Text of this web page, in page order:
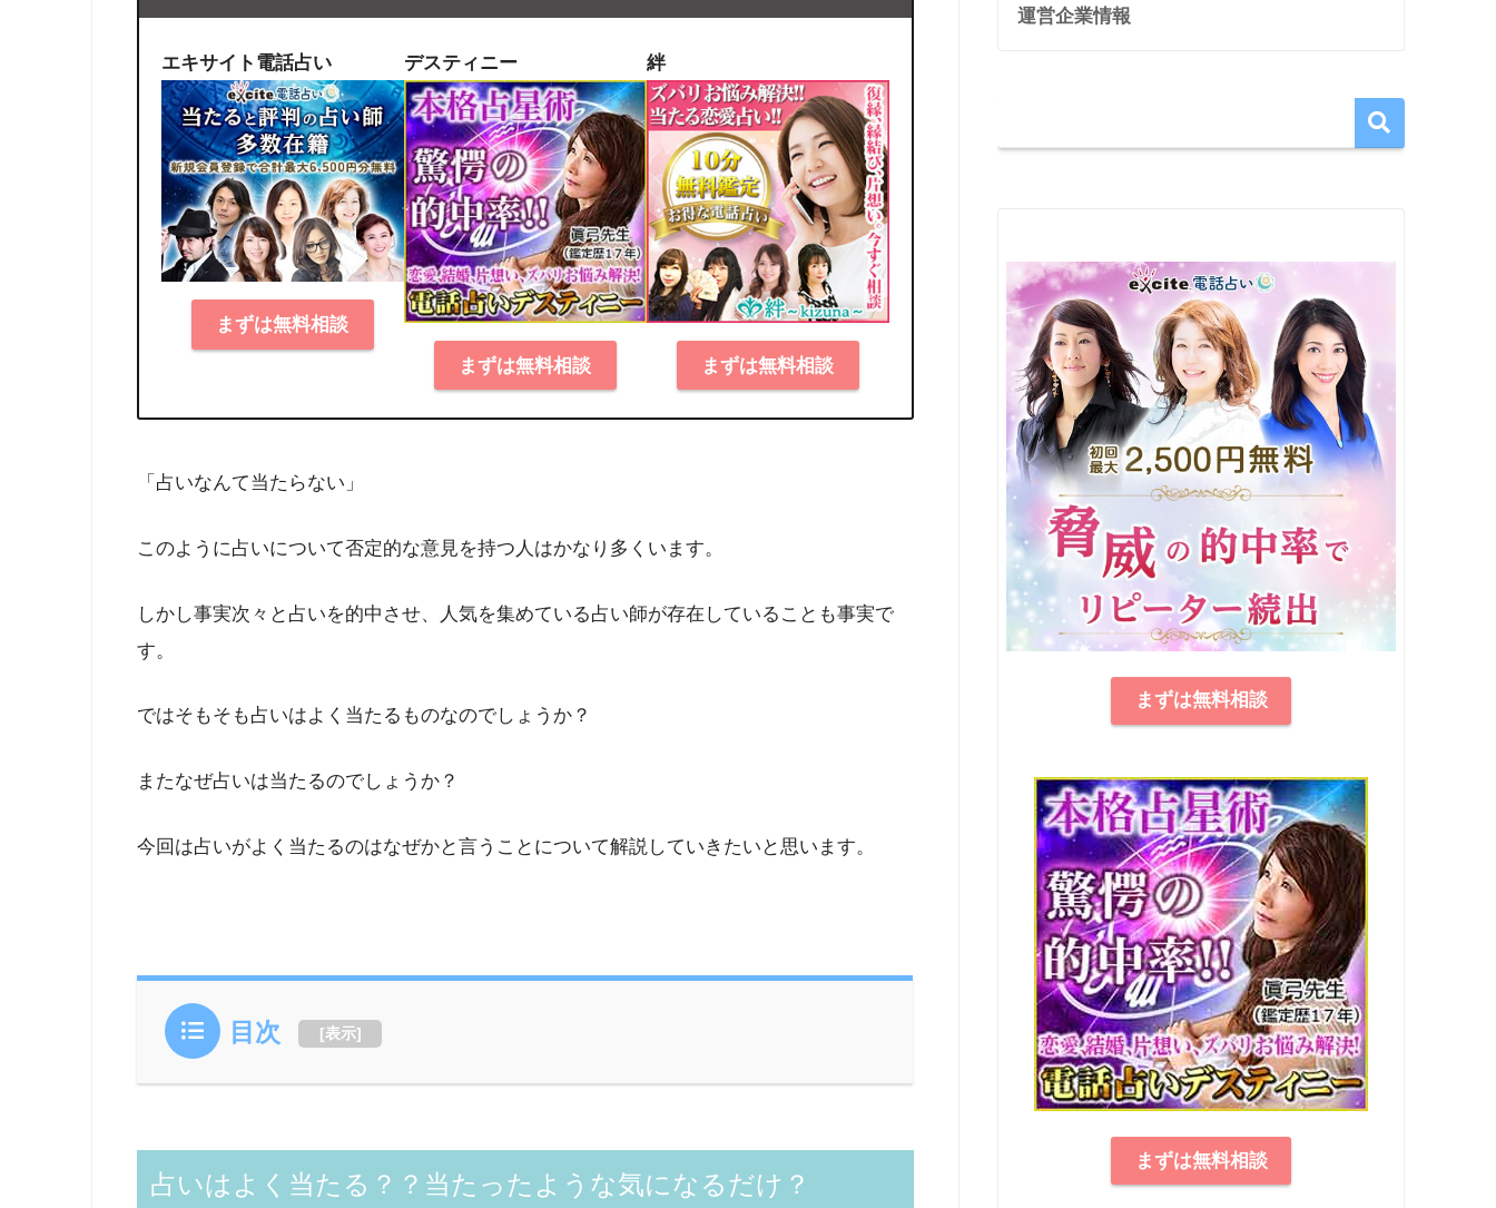
エキサイト電話占い
まずは無料相談
デスティニー
まずは無料相談
絆
まずは無料相談
「占いなんて当たらない」
このように占いについて否定的な意見を持つ人はかなり多くいます。
しかし事実次々と占いを的中させ、人気を集めている占い師が存在していることも事実で
す。
ではそもそも占いはよく当たるものなのでしょうか？
またなぜ占いは当たるのでしょうか？
今回は占いがよく当たるのはなぜかと言うことについて解説していきたいと思います。
目次 [表示]
占いはよく当たる？？当たったような気になるだけ？
運営企業情報
まずは無料相談
まずは無料相談